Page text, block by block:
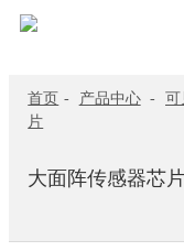
首页 - 产品中心 - 可
片
大面阵传感器芯